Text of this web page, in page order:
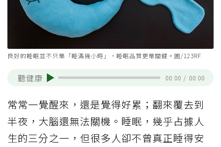
良好的睡眠並不只是「睡滿幾小時」，睡眠品質更是關鍵。圖/123RF
聽健康 00:00 / 00:00
常常一覺醒來，還是覺得好累；翻來覆去到
半夜，大腦還無法關機。睡眠，幾乎占據人
生的三分之一，但很多人卻不曾真正睡得安